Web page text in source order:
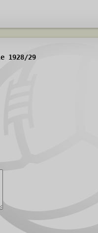
1928/29